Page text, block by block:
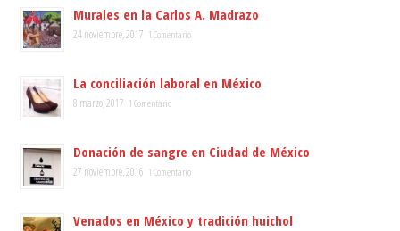
Murales en la Carlos A. Madrazo
24 noviembre, 2017 1 Comentario
La conciliación laboral en México
8 marzo, 2017 1 Comentario
Donación de sangre en Ciudad de México
27 noviembre, 2016 1 Comentario
Venados en México y tradición huichol